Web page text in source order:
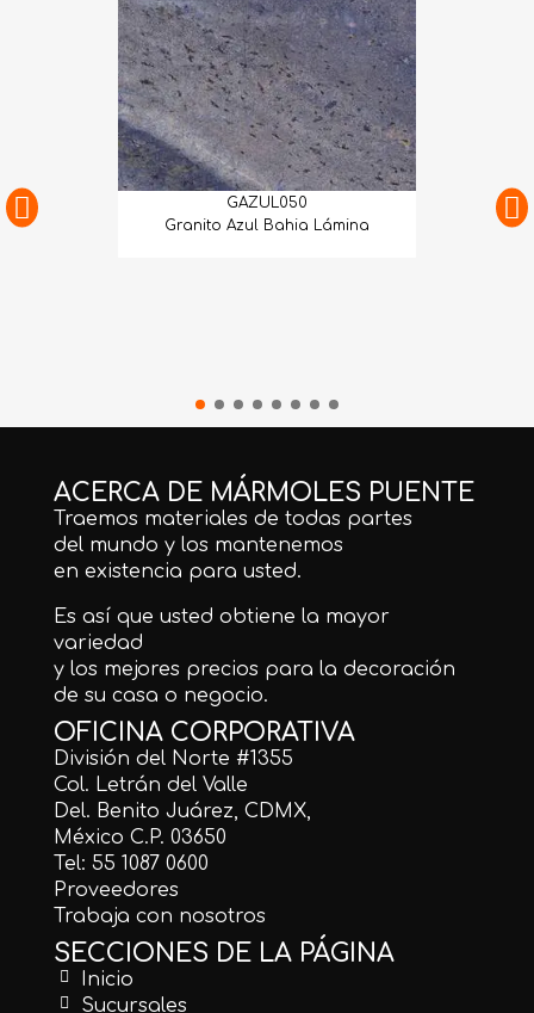
GAZUL050
Granito Azul Bahia Lámina
ACERCA DE MÁRMOLES PUENTE
Traemos materiales de todas partes
del mundo y los mantenemos
en existencia para usted.
Es así que usted obtiene la mayor
variedad
y los mejores precios para la decoración
de su casa o negocio.
OFICINA CORPORATIVA
División del Norte #1355
Col. Letrán del Valle
Del. Benito Juárez, CDMX,
México C.P. 03650
Tel: 55 1087 0600
Proveedores
Trabaja con nosotros
SECCIONES DE LA PÁGINA
Inicio
Sucursales